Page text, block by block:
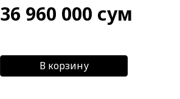
36 960 000 сум
В корзину